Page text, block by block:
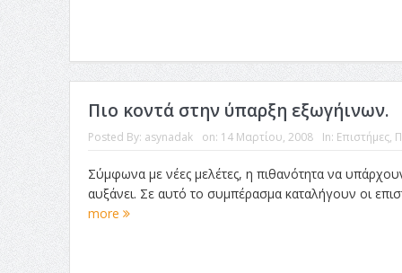
Πιο κοντά στην ύπαρξη εξωγήινων.
Posted By: asynadak on: 14 Μαρτίου, 2008 In: Επιστήμες,
Σύμφωνα με νέες μελέτες, η πιθανότητα να
αυξάνει. Σε αυτό το συμπέρασμα καταλήγουν οι
more